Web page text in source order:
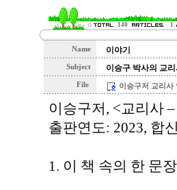
140 1
Name 이야기
Subject 이승구 박사의 교
File 이승구저 교리사
이승구저, <교리사
출판연도: 2023, 합
1. 이 책 속의 한 문장